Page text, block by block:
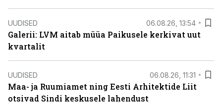
UUDISED 06.08.26, 13:54
Galerii: LVM aitab müüa Paikusele kerkivat uut
kvartalit
UUDISED 06.08.26, 11:31
Maa- ja Ruumiamet ning Eesti Arhitektide Liit
otsivad Sindi keskusele lahendust